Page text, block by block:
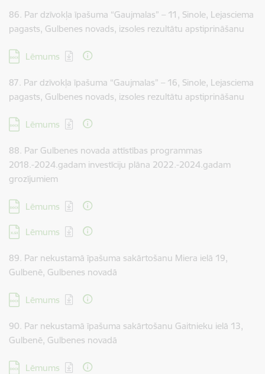
86. Par dzīvokļa īpašuma “Gaujmalas” – 11, Sinole, Lejasciema
pagasts, Gulbenes novads, izsoles rezultātu apstiprināšanu
Lejupielādēt:
Lēmums
87. Par dzīvokļa īpašuma “Gaujmalas” – 16, Sinole, Lejasciema
pagasts, Gulbenes novads, izsoles rezultātu apstiprināšanu
Lejupielādēt:
Lēmums
88. Par Gulbenes novada attīstības programmas
2018.-2024.gadam investīciju plāna 2022.-2024.gadam
grozījumiem
Lejupielādēt:
Lēmums
Lejupielādēt:
Lēmums
89. Par nekustamā īpašuma sakārtošanu Miera ielā 19,
Gulbenē, Gulbenes novadā
Lejupielādēt:
Lēmums
90. Par nekustamā īpašuma sakārtošanu Gaitnieku ielā 13,
Gulbenē, Gulbenes novadā
Lejupielādēt:
Lēmums